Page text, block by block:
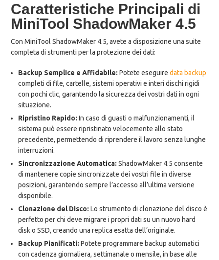
Caratteristiche Principali di
MiniTool ShadowMaker 4.5
Con MiniTool ShadowMaker 4.5, avete a disposizione una suite
completa di strumenti per la protezione dei dati:
Backup Semplice e Affidabile: Potete eseguiredata backup
completi di file, cartelle, sistemi operativi e interi dischi rigidi
con pochi clic, garantendo la sicurezza dei vostri dati in ogni
situazione.
Ripristino Rapido: In caso di guasti o malfunzionamenti, il
sistema può essere ripristinato velocemente allo stato
precedente, permettendo di riprendere il lavoro senza lunghe
interruzioni.
Sincronizzazione Automatica: ShadowMaker 4.5 consente
di mantenere copie sincronizzate dei vostri file in diverse
posizioni, garantendo sempre l’accesso all’ultima versione
disponibile.
Clonazione del Disco: Lo strumento di clonazione del disco è
perfetto per chi deve migrare i propri dati su un nuovo hard
disk o SSD, creando una replica esatta dell’originale.
Backup Pianificati: Potete programmare backup automatici
con cadenza giornaliera, settimanale o mensile, in base alle